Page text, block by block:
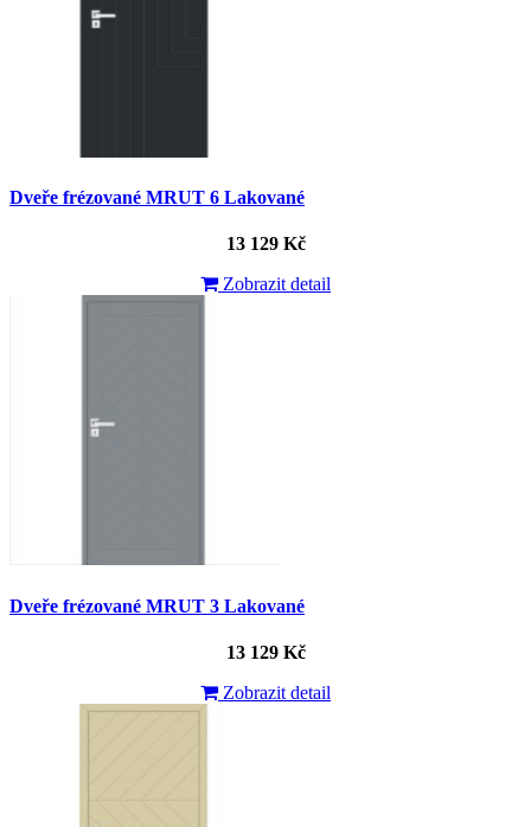
Dveře frézované MRUT 6 Lakované
13 129 Kč
Zobrazit detail
Dveře frézované MRUT 3 Lakované
13 129 Kč
Zobrazit detail